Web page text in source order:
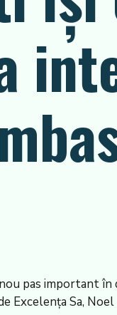
pas important în
Excelența Sa,